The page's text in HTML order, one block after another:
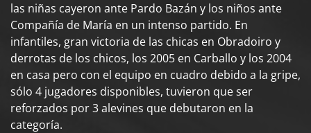
las niñas cayeron ante Pardo Bazán y los niños ante
Compañía de María en un intenso partido. En
infantiles, gran victoria de las chicas en Obradoiro y
derrotas de los chicos, los 2005 en Carballo y los 2004
en casa pero con el equipo en cuadro debido a la gripe,
sólo 4 jugadores disponibles, tuvieron que ser
reforzados por 3 alevines que debutaron en la
categoría.